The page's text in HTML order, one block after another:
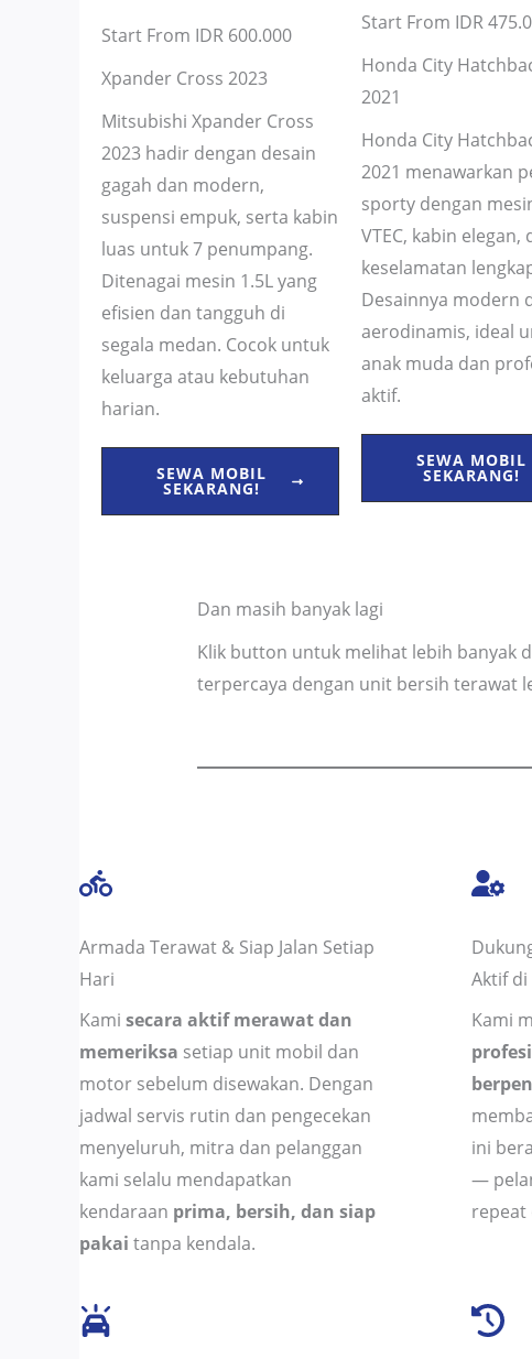
Start From IDR 600.000
Xpander Cross 2023
Mitsubishi Xpander Cross
2023 hadir dengan desain
gagah dan modern,
suspensi empuk, serta kabin
luas untuk 7 penumpang.
Ditenagai mesin 1.5L yang
efisien dan tangguh di
segala medan. Cocok untuk
keluarga atau kebutuhan
harian.
SEWA MOBIL
SEKARANG!
Start From IDR
Honda City
2021
Honda City
2021 menawarkan
sporty dengan
VTEC, kabin
keselamatan
Desainnya modern
aerodinamis, ideal
anak muda dan
aktif.
SEWA MOBIL
SEKARANG!
Dan masih banyak lagi
Klik button untuk melihat lebih banyak
terpercaya dengan unit bersih terawat
Armada Terawat & Siap Jalan Setiap
Hari
Kami secara aktif merawat dan
memeriksa setiap unit mobil dan
motor sebelum disewakan. Dengan
jadwal servis rutin dan pengecekan
menyeluruh, mitra dan pelanggan
kami selalu mendapatkan
kendaraan prima, bersih, dan siap
pakai tanpa kendala.
Aktif di
Kami
ini
—
repeat